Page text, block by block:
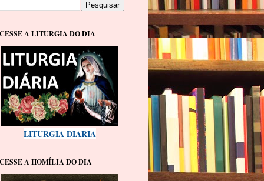
A LITURGIA DO DIA
LITURGIA DIARIA
A HOMÍLIA DO DIA